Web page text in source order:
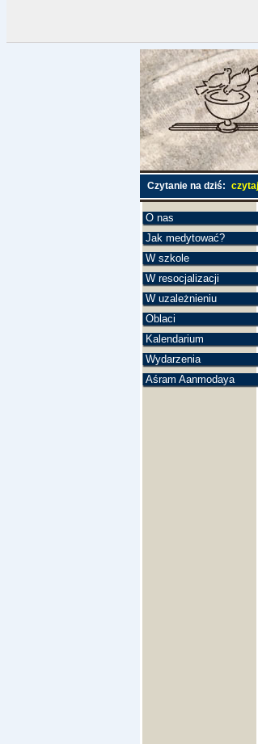
Czytanie na dziś:
O nas
Jak medytować?
W szkole
W resocjalizacji
W uzależnieniu
Oblaci
Kalendarium
Wydarzenia
Aśram Aanmodaya